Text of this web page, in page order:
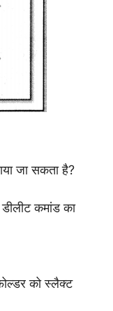
जा सकता है?
कमांड का
को स्लैक्ट